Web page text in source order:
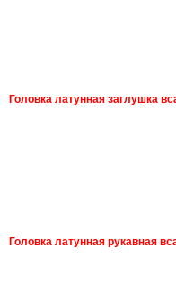
Головка латунная заглушка
Головка латунная рукавная